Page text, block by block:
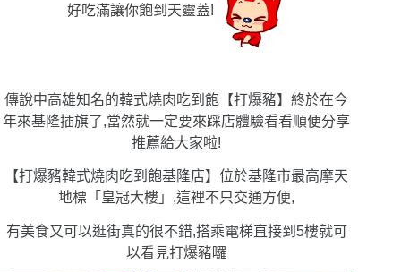
好吃滿讓你飽到天靈蓋!
傳說中高雄知名的韓式燒肉吃到飽【打爆豬】終於在今
年來基隆插旗了,當然就一定要來踩店體驗看看順便分享
推薦給大家啦!
【打爆豬韓式燒肉吃到飽基隆店】位於基隆市最高摩天
地標「皇冠大樓」,這裡不只交通方便,
有美食又可以逛街真的很不錯,搭乘電梯直接到5樓就可
以看見打爆豬囉